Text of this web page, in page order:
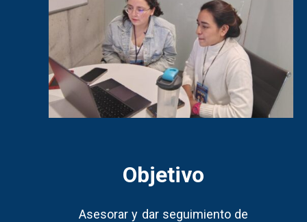
Objetivo
Asesorar y dar seguimiento de